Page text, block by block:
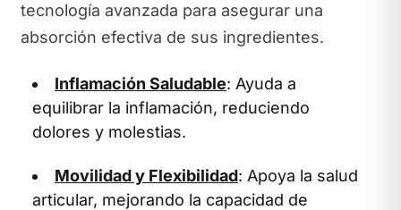
tecnología avanzada para asegurar una
absorción efectiva de sus ingredientes.
Inflamación Saludable: Ayuda a
equilibrar la inflamación, reduciendo
dolores y molestias.
Movilidad y Flexibilidad: Apoya la salud
articular, mejorando la capacidad de